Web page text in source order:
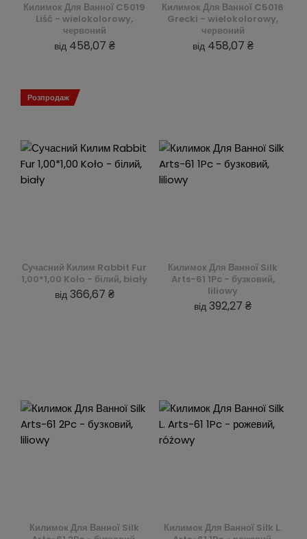
Килимок Для Ванної C5019
Liść - wielokolorowy,
червоний
від 458,07 ₴
Килимок Для Ванної C5016
Grecki - wielokolorowy,
червоний
від 458,07 ₴
Сучасний Килим Rabbit Fur
1,00*1,00 Koło - білий, biały
від 366,67 ₴
Розпродаж
Килимок Для Ванної Silk
Arts-61 1Pc - бузковий,
liliowy
від 392,27 ₴
Килимок Для Ванної Silk
Килимок Для Ванної Silk L.